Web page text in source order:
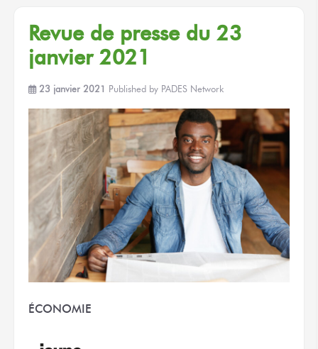
Revue de presse du 23
janvier 2021
23 janvier 2021 Published by PADES Network
ÉCONOMIE